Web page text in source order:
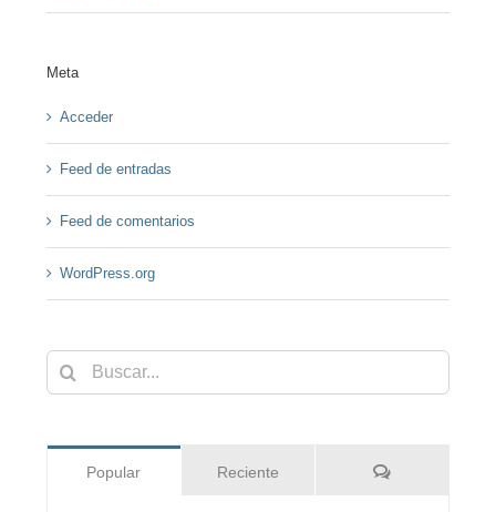
Meta
Acceder
Feed de entradas
Feed de comentarios
WordPress.org
Buscar:
Popular Reciente Comentarios